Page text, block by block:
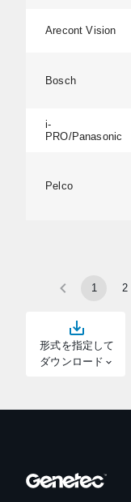
形式を指定して
ダウンロード
Arecont Vision
Bosch
i-
PRO/Panasonic
Pelco
1 2